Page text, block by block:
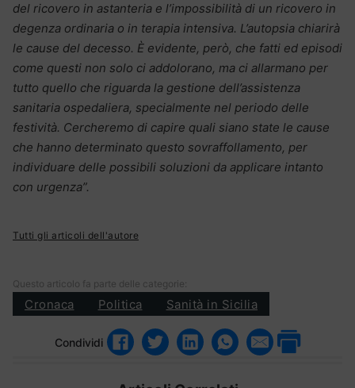
del ricovero in astanteria e l’impossibilità di un ricovero in
degenza ordinaria o in terapia intensiva. L’autopsia chiarirà
le cause del decesso. È evidente, però, che fatti ed episodi
come questi non solo ci addolorano, ma ci allarmano per
tutto quello che riguarda la gestione dell’assistenza
sanitaria ospedaliera, specialmente nel periodo delle
festività. Cercheremo di capire quali siano state le cause
che hanno determinato questo sovraffollamento, per
individuare delle possibili soluzioni da applicare intanto
con urgenza”.
Tutti gli articoli dell'autore
Questo articolo fa parte delle categorie:
Cronaca Politica Sanità in Sicilia
Condividi